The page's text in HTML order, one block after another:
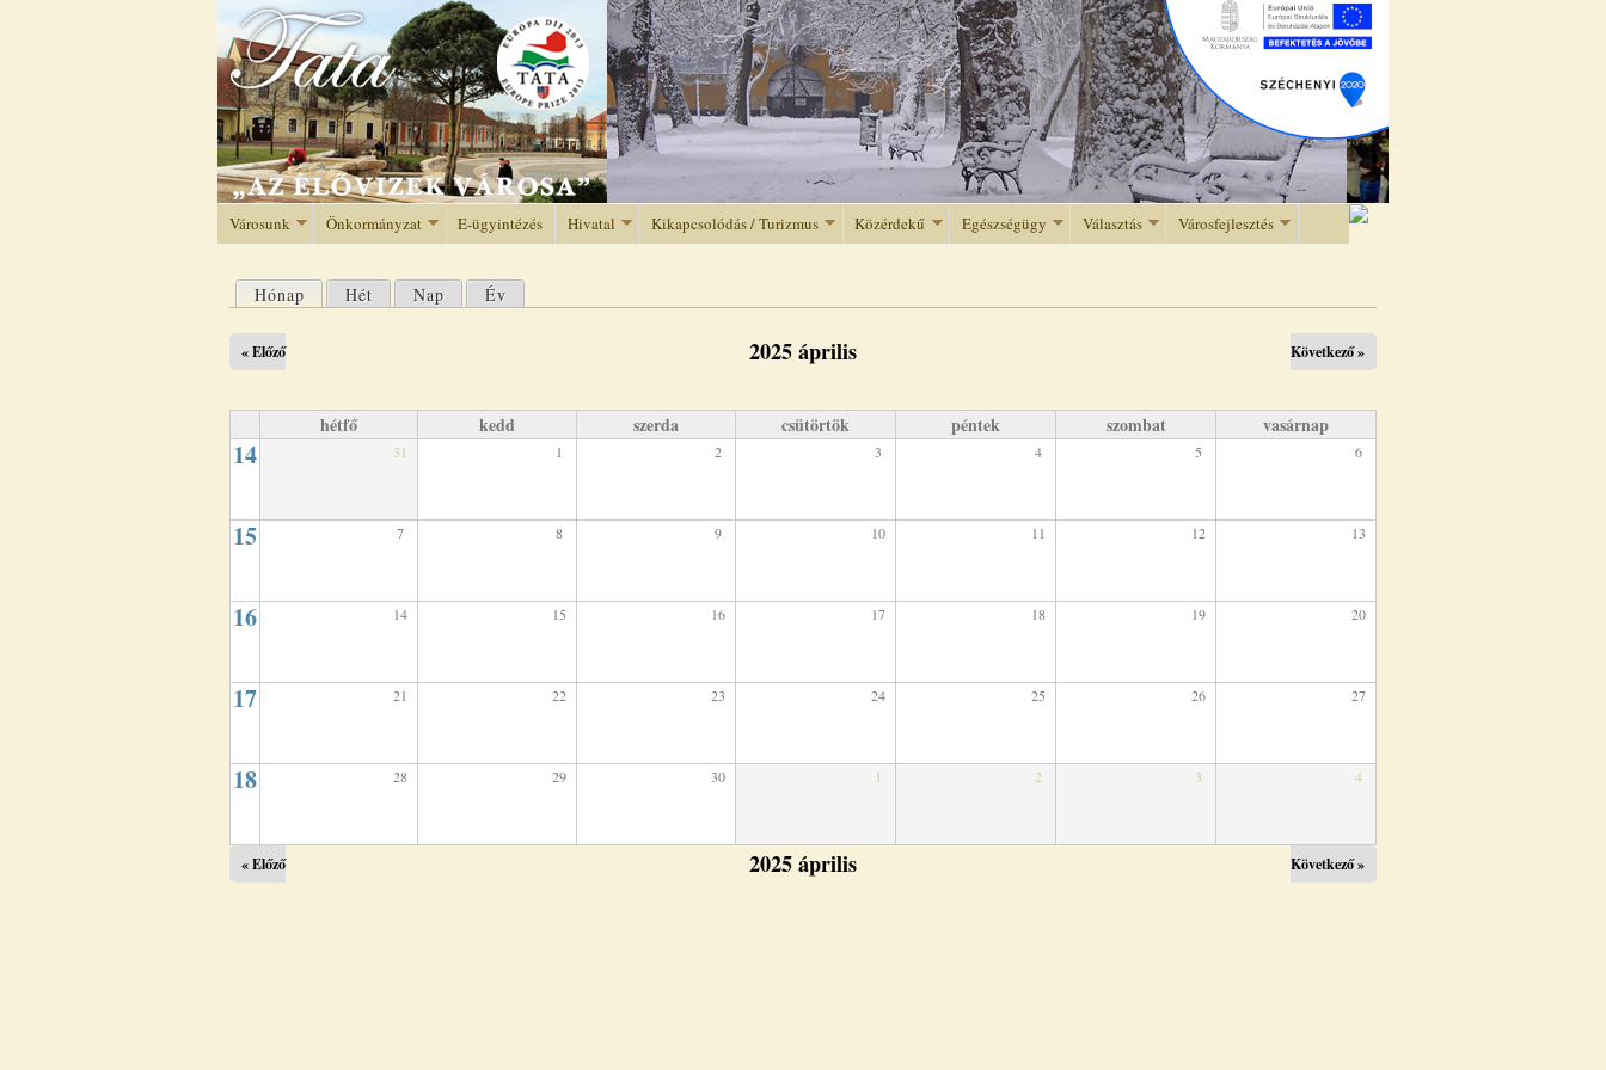
Jump to navigation
Városunk Önkormányzat E-ügyintézés Hivatal Kikapcsolódás / Turizmus Közérdekű Egészségügy Választás Városfejlesztés
Elsődleges fülek
Hónap (aktív fül)
Hét Nap Év
2025 április
« Előző Következő »
hétfő kedd szerda csütörtök péntek szombat vasárnap
14 31 1 2 3 4 5 6
15 7 8 9 10 11 12 13
16 14 15 16 17 18 19 20
17 21 22 23 24 25 26 27
18 28 29 30 1 2 3 4
2025 április
« Előző Következő »